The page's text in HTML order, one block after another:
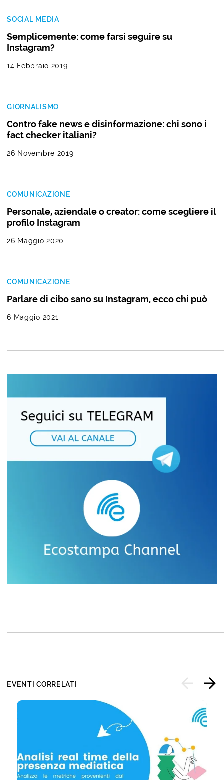
SOCIAL MEDIA
Semplicemente: come farsi seguire su
Instagram?
14 Febbraio 2019
GIORNALISMO
Contro fake news e disinformazione: chi sono i
fact checker italiani?
26 Novembre 2019
COMUNICAZIONE
Personale, aziendale o creator: come scegliere il
profilo Instagram
26 Maggio 2020
COMUNICAZIONE
Parlare di cibo sano su Instagram, ecco chi può
6 Maggio 2021
EVENTI CORRELATI